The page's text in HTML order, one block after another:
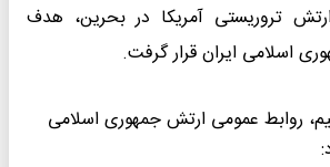
تروریستی آمریکا در بحرین، هدف
اسلامی ایران قرار گرفت.
روابط عمومی ارتش جمهوری اسلامی